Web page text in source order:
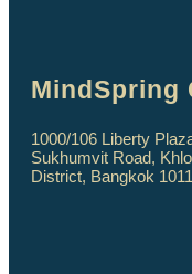
MindSpring
1000/106 Liberty
Sukhumvit Road,
District, Bangkok